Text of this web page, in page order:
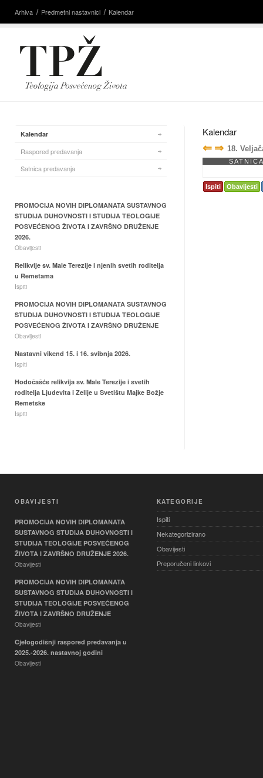
Arhiva Predmetni nastavnici Kalendar
Kalendar
⇐ ⇒ 18.
Ispiti Obavijesti
Kalendar
Raspored predavanja
Satnica predavanja
PROMOCIJA NOVIH DIPLOMANATA SUSTAVNOG
STUDIJA DUHOVNOSTI I STUDIJA TEOLOGIJE
POSVEĆENOG ŽIVOTA I ZAVRŠNO DRUŽENJE
2026.
Obavijesti
Relikvije sv. Male Terezije i njenih svetih roditelja
u Remetama
Ispiti
PROMOCIJA NOVIH DIPLOMANATA SUSTAVNOG
STUDIJA DUHOVNOSTI I STUDIJA TEOLOGIJE
POSVEĆENOG ŽIVOTA I ZAVRŠNO DRUŽENJE
Obavijesti
Nastavni vikend 15. i 16. svibnja 2026.
Ispiti
Hodočašće relikvija sv. Male Terezije i svetih
roditelja Ljudevita i Zelije u Svetištu Majke Božje
Remetske
Ispiti
OBAVIJESTI
PROMOCIJA NOVIH DIPLOMANATA
SUSTAVNOG STUDIJA DUHOVNOSTI I
STUDIJA TEOLOGIJE POSVEĆENOG
ŽIVOTA I ZAVRŠNO DRUŽENJE 2026.
Obavijesti
PROMOCIJA NOVIH DIPLOMANATA
SUSTAVNOG STUDIJA DUHOVNOSTI I
STUDIJA TEOLOGIJE POSVEĆENOG
ŽIVOTA I ZAVRŠNO DRUŽENJE
Obavijesti
Cjelogodišnji raspored predavanja u
2025.-2026. nastavnoj godini
Obavijesti
KATEGORIJE
Ispiti
Nekategorizirano
Obavijesti
Preporučeni linkovi